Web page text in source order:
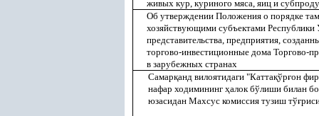
живых кур, куриного мяса, яиц и
Об утверждении Положения о порядке
хозяйствующими субъектами Республики
представительства, предприятия,
торгово-инвестиционные дома Торгово-
в зарубежных странах
Самарқанд вилоятидаги "Каттақўрғон
нафар ходимининг ҳалок бўлиши билан бо
юзасидан Махсус комиссия тузиш тўғ